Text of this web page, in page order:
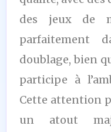
des jeux de
parfaitement
doublage, bien
participe à
Cette attention
un atout